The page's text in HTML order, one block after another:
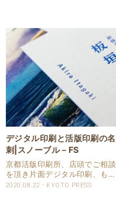
デジタル印刷と活版印刷の名
刺|スノーブル－FS
京都活版印刷所、店頭でご相談
を頂き片面デジタル印刷、もう
片面は活版印刷の名刺の御注文
2020.08.22 KYOTO PRESS